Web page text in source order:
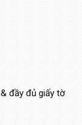
đầy đủ giấy tờ